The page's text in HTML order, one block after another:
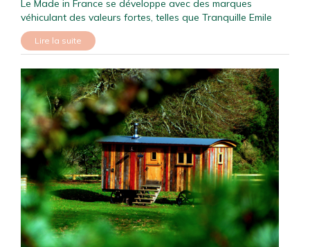
Le Made in France se développe avec des marques
véhiculant des valeurs fortes, telles que Tranquille Emile
Lire la suite